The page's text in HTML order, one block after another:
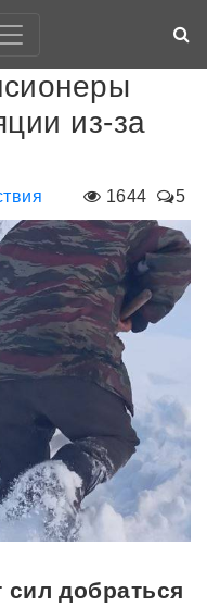
из-за
1644 5
сил добраться